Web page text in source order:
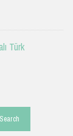
Türk
Search